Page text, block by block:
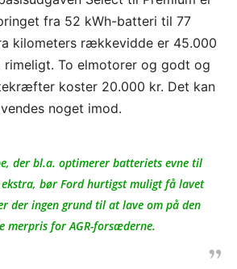
fra 52 kWh-batteri til 77
kilometers rækkevidde er 45.000
rimeligt. To elmotorer og godt og
koster 20.000 kr. Det kan
noget imod.
der bl.a. optimerer batteriets evne til
bør Ford hurtigst muligt få lavet
der ingen grund til at lave om på den
merpris for AGR-forsæderne.